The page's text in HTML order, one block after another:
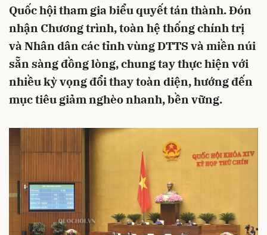
Quốc hội tham gia biểu quyết tán thành. Đón
nhận Chương trình, toàn hệ thống chính trị
và Nhân dân các tỉnh vùng DTTS và miền núi
sẵn sàng đồng lòng, chung tay thực hiện với
nhiều kỳ vọng đổi thay toàn diện, hướng đến
mục tiêu giảm nghèo nhanh, bền vững.